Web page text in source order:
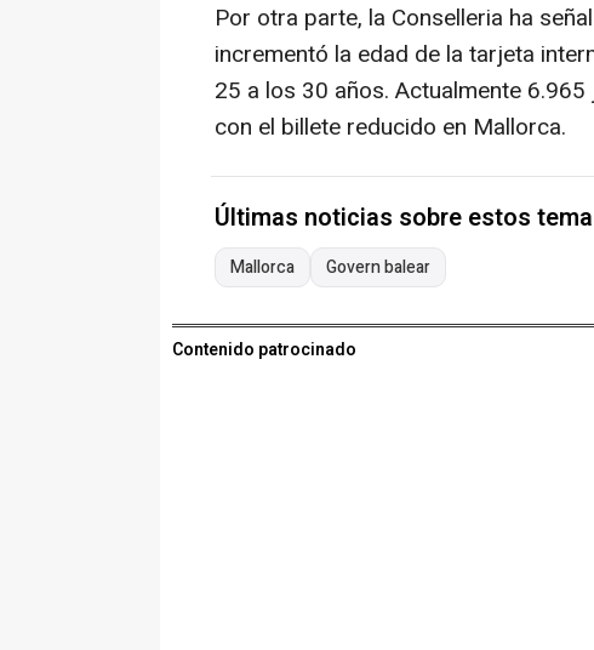
Por otra parte, la Conselleria ha
incrementó la edad de la tarjeta
25 a los 30 años. Actualmente
con el billete reducido en Mallorca.
Últimas noticias sobre estos
Mallorca Govern balear
Contenido patrocinado